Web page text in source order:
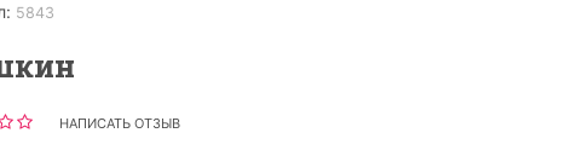
5843
НАПИСАТЬ ОТЗЫВ